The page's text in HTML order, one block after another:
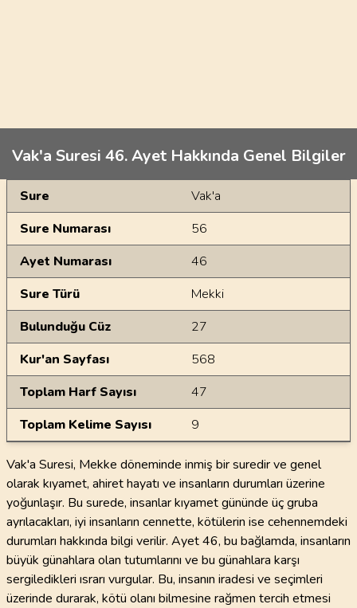
Vak'a Suresi 46. Ayet Hakkında Genel Bilgiler
Genel Bilgiler
Sure
Vak'a
Sure Numarası
56
Ayet Numarası
46
Sure Türü
Mekki
Bulunduğu Cüz
27
Kur'an Sayfası
568
Toplam Harf Sayısı
47
Toplam Kelime Sayısı
9
Vak'a Suresi, Mekke döneminde inmiş bir suredir ve genel
olarak kıyamet, ahiret hayatı ve insanların durumları üzerine
yoğunlaşır. Bu surede, insanlar kıyamet gününde üç gruba
ayrılacakları, iyi insanların cennette, kötülerin ise cehennemdeki
durumları hakkında bilgi verilir. Ayet 46, bu bağlamda, insanların
büyük günahlara olan tutumlarını ve bu günahlara karşı
sergiledikleri ısrarı vurgular. Bu, insanın iradesi ve seçimleri
üzerinde durarak, kötü olanı bilmesine rağmen tercih etmesi